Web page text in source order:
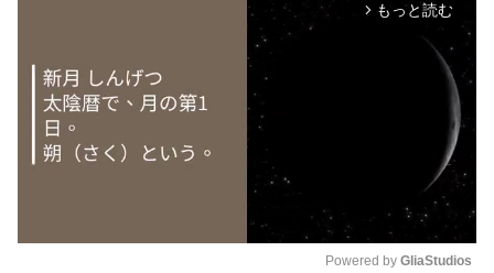
arrow_forward_ios もっと読む
Powered by GliaStudios